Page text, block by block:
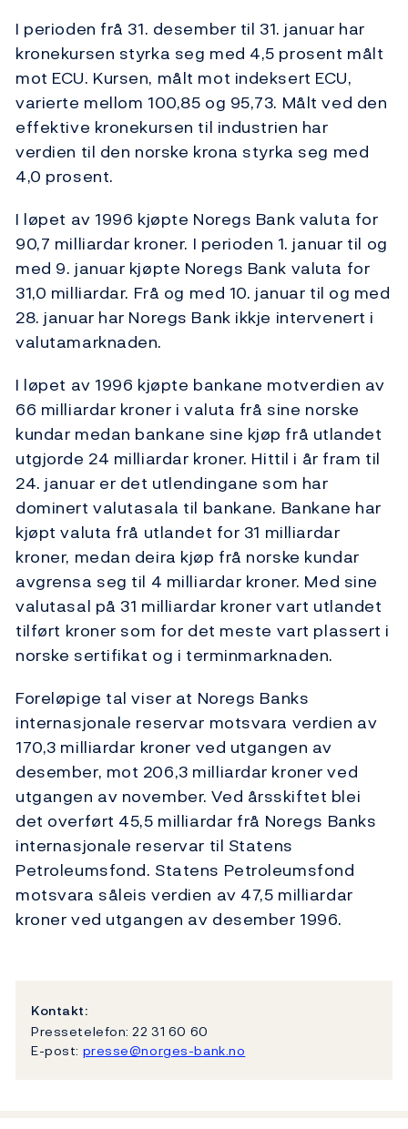
I perioden frå 31. desember til 31. januar har
kronekursen styrka seg med 4,5 prosent målt
mot ECU. Kursen, målt mot indeksert ECU,
varierte mellom 100,85 og 95,73. Målt ved den
effektive kronekursen til industrien har
verdien til den norske krona styrka seg med
4,0 prosent.
I løpet av 1996 kjøpte Noregs Bank valuta for
90,7 milliardar kroner. I perioden 1. januar til og
med 9. januar kjøpte Noregs Bank valuta for
31,0 milliardar. Frå og med 10. januar til og med
28. januar har Noregs Bank ikkje intervenert i
valutamarknaden.
I løpet av 1996 kjøpte bankane motverdien av
66 milliardar kroner i valuta frå sine norske
kundar medan bankane sine kjøp frå utlandet
utgjorde 24 milliardar kroner. Hittil i år fram til
24. januar er det utlendingane som har
dominert valutasala til bankane. Bankane har
kjøpt valuta frå utlandet for 31 milliardar
kroner, medan deira kjøp frå norske kundar
avgrensa seg til 4 milliardar kroner. Med sine
valutasal på 31 milliardar kroner vart utlandet
tilført kroner som for det meste vart plassert i
norske sertifikat og i terminmarknaden.
Foreløpige tal viser at Noregs Banks
internasjonale reservar motsvara verdien av
170,3 milliardar kroner ved utgangen av
desember, mot 206,3 milliardar kroner ved
utgangen av november. Ved årsskiftet blei
det overført 45,5 milliardar frå Noregs Banks
internasjonale reservar til Statens
Petroleumsfond. Statens Petroleumsfond
motsvara såleis verdien av 47,5 milliardar
kroner ved utgangen av desember 1996.
Kontakt:
Pressetelefon: 22 31 60 60
E-post: presse@norges-bank.no